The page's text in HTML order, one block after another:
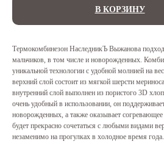
В КОРЗИНУ
Термокомбинезон НаследникЪ Выжанова
мальчиков, в том числе и новорожденных.
уникальной технологии с удобной молнией на
верхний слой состоит из мягкой шерсти
внутренний слой выполнен из пористого 3D
очень удобный в использовании, он
новорожденных, а также оказывает согревающее
будет прекрасно сочетаться с любыми видами
незаменимо на прогулках в холодное время года.